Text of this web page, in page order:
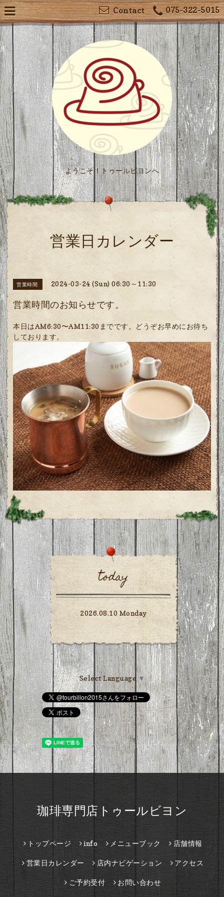
075-322-5015
Contact
ようこそ！トゥールビヨンへ
営業日カレンダー
営業時間 2024-03-24 (Sun) 06:30～11:30
営業時間のお知らせです。
本日はAM6:30〜AM11:30までです。どうぞお早めにお待ち
しております。
today
2026.08.10 Monday
Select Language▼
珈琲専門店トゥールビヨン
トップページ info メニューブック 店舗情報
営業日カレンダー 店内ナビゲーション アクセス
ご予約受付 お問い合わせ